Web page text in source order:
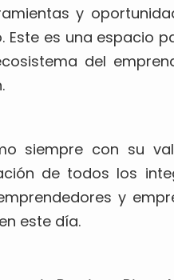
y
Este es una espacio
del
siempre con su
de todos los
y
este día.